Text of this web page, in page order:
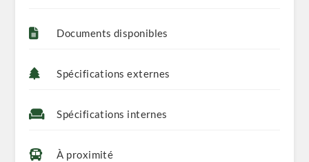
Documents disponibles
Spécifications externes
Spécifications internes
À proximité